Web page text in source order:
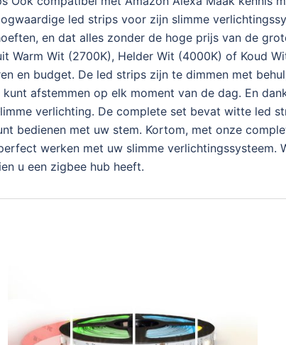
led strips voor zijn slimme
en dat alles zonder de hoge prijs van de
Wit (2700K), Helder Wit (4000K) of Koud
en budget. De led strips zijn te dimmen met
afstemmen op elk moment van de dag. En
verlichting. De complete set bevat witte led
bedienen met uw stem. Kortom, met onze
werken met uw slimme verlichtingssysteem.
u een zigbee hub heeft.